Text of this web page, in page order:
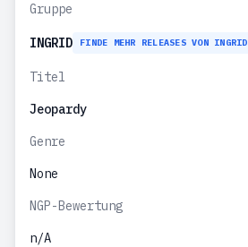
Gruppe
INGRID FINDE MEHR RELEASES VON INGRID
Titel
Jeopardy
Genre
None
NGP-Bewertung
n/A